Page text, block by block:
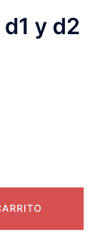
y d2